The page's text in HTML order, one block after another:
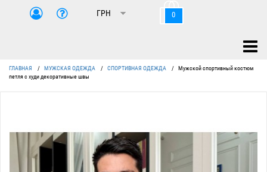
0
ГЛАВНАЯ / МУЖСКАЯ ОДЕЖДА / СПОРТИВНАЯ ОДЕЖДА /
Мужской спортивный костюм
петля с худи декоративные швы